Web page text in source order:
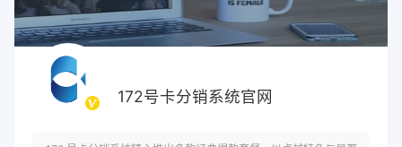
172号卡分销系统官网